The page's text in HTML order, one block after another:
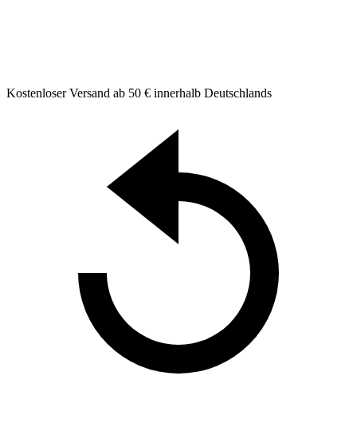
Kostenloser Versand ab 50 € innerhalb Deutschlands